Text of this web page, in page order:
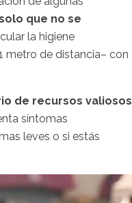
que no se
la ‎higiene
metro de distancia– con
de recursos valiosos
síntomas
leves o si estás